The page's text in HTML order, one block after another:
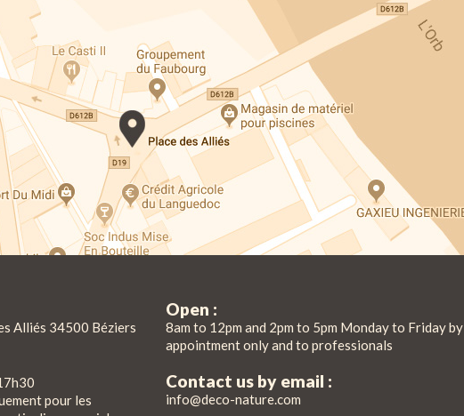
Alliés 34500 Béziers
pour les
Open :
8am to 12pm and 2pm to 5pm Monday to Friday by
appointment only and to professionals
Contact us by email :
info@deco-nature.com